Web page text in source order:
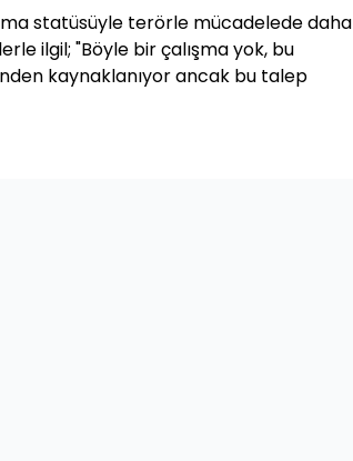
statüsüyle terörle mücadelede daha
ilgil; "Böyle bir çalışma yok, bu
kaynaklanıyor ancak bu talep